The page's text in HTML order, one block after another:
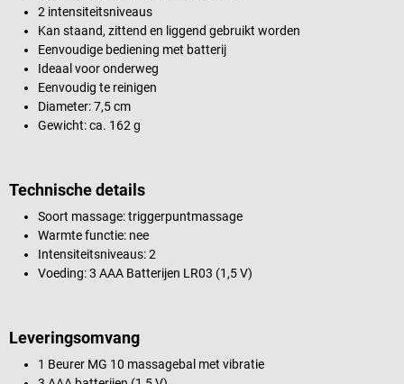
2 intensiteitsniveaus
Kan staand, zittend en liggend gebruikt worden
Eenvoudige bediening met batterij
Ideaal voor onderweg
Eenvoudig te reinigen
Diameter: 7,5 cm
Gewicht: ca. 162 g
Technische details
Soort massage: triggerpuntmassage
Warmte functie: nee
Intensiteitsniveaus: 2
Voeding: 3 AAA Batterijen LR03 (1,5 V)
Leveringsomvang
1 Beurer MG 10 massagebal met vibratie